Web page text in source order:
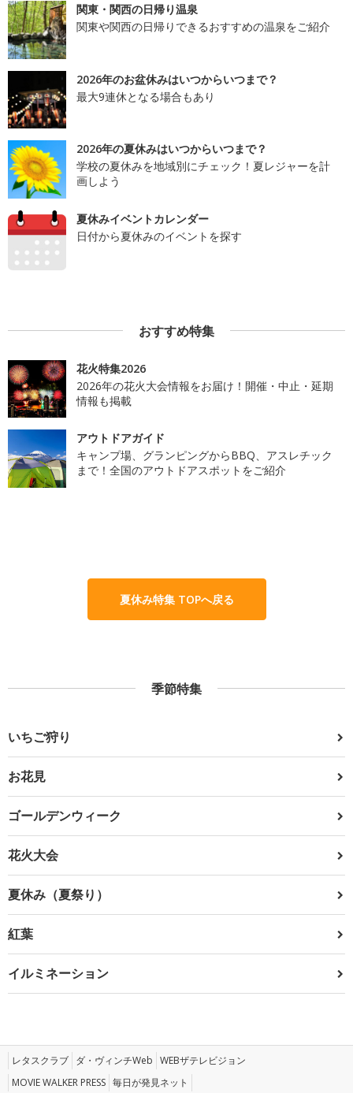
関東・関西の日帰り温泉
関東や関西の日帰りできるおすすめの温泉をご紹介
2026年のお盆休みはいつからいつまで？
最大9連休となる場合もあり
2026年の夏休みはいつからいつまで？
学校の夏休みを地域別にチェック！夏レジャーを計
画しよう
夏休みイベントカレンダー
日付から夏休みのイベントを探す
おすすめ特集
花火特集2026
2026年の花火大会情報をお届け！開催・中止・延期
情報も掲載
アウトドアガイド
キャンプ場、グランピングからBBQ、アスレチック
まで！全国のアウトドアスポットをご紹介
夏休み特集 TOPへ戻る
季節特集
いちご狩り
お花見
ゴールデンウィーク
花火大会
夏休み（夏祭り）
紅葉
イルミネーション
レタスクラブ ダ・ヴィンチWeb WEBザテレビジョン
MOVIE WALKER PRESS 毎日が発見ネット